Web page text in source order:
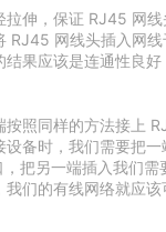
拉伸，保证 RJ45 网
RJ45 网线头插入网
果应该是连通性良好
按照同样的方法接上
备时，我们需要把
把另一端插入我们需
我们的有线网络就应